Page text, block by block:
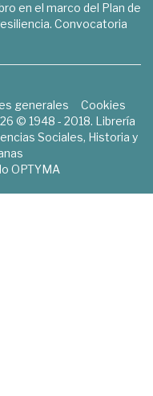
en el marco del Plan de
Convocatoria
generales
Cookies
© 1948 - 2018. Librería
Sociales, Historia y
OPTYMA